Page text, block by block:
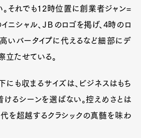
Pen tw
。それでも12時位置に創業者ジャン=
ニシャル、ＪＢのロゴを掲げ、4時のロ
いバータイプに代えるなど細部にデ
立たせている。
も収まるサイズは、ビジネスはもち
けるシーンを選ばない。控えめさとは
を超越するクラシックの真髄を味わ